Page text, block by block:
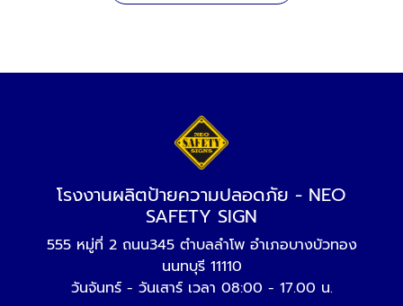
โรงงานผลิตป้ายความปลอดภัย - NEO
SAFETY SIGN
555 หมู่ที่ 2 ถนน345 ตำบลลำโพ อำเภอบางบัวทอง
นนทบุรี 11110
วันจันทร์ - วันเสาร์ เวลา 08:00 - 17.00 น.